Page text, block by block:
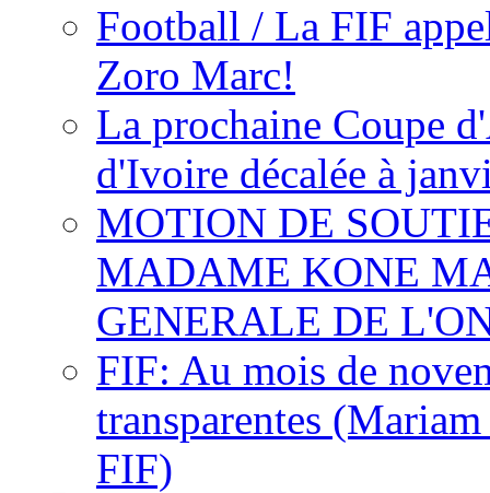
Football / La FIF
Zoro Marc!
La prochaine Coupe
d'Ivoire décalée à
MOTION DE
MADAME KONE
GENERALE DE
FIF: Au mois de
transparentes
FIF)